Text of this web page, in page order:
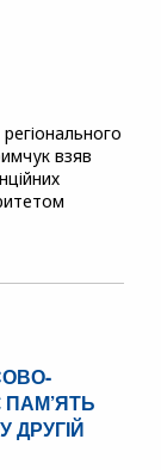
взяв
ДРУГІЙ